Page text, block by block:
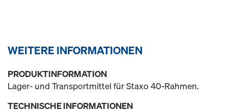
WEITERE INFORMATIONEN
PRODUKTINFORMATION
Lager- und Transportmittel für Staxo 40-Rahmen.
TECHNISCHE INFORMATIONEN